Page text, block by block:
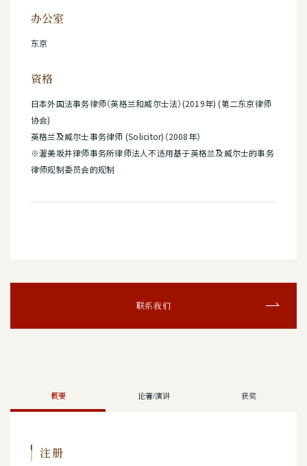
办公室
东京
资格
日本外国法事务律师（英格兰和威尔士法）(2019年) (第二东京律师
协会)
英格兰及威尔士事务律师 (Solicitor)（2008年）
※渥美坂井律师事务所律师法人不适用基于英格兰及威尔士的事务
律师规制委员会的规制
联系我们
概要 论著/演讲 获奖
注册